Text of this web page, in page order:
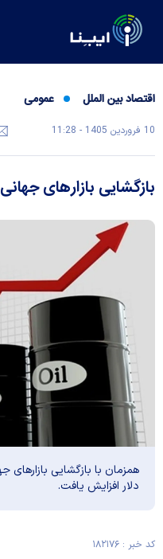
اقتصاد بین الملل عمومی
10 فروردين 1405 - 11:28
بازگشایی بازار‌های جهانی با
دلار افزایش یافت.
کد خبر : ۱۸۲۱۷۶